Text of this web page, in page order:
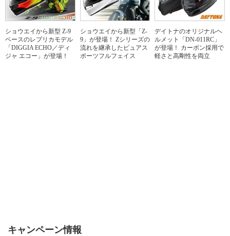
ショウエイから新型 Z-9
ベースのレプリカモデル
「DIGGIA ECHO／ディ
ジャ エコー」が登場！
ショウエイから新型「Z-
9」が登場！ Zシリーズの
流れを継承したピュアス
ポーツフルフェイス
デイトナのオリジナルヘ
ルメット「DN-011RC」
が登場！ カーボン採用で
軽さと高剛性を両立
キャンペーン情報